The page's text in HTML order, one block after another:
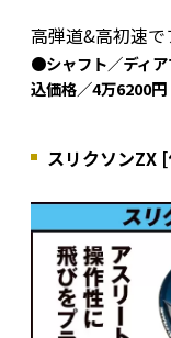
高弾道&高初速
●シャフト／ディ
込価格／4万6200円
スリクソンZX